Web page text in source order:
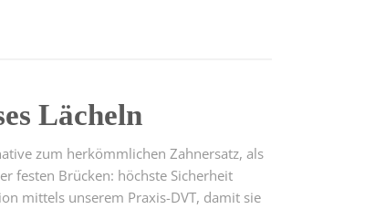
Lächeln
zum herkömmlichen Zahnersatz, als
festen Brücken: höchste Sicherheit
mittels unserem Praxis-DVT, damit sie